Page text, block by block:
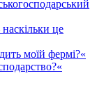
це
моїй фермі?«